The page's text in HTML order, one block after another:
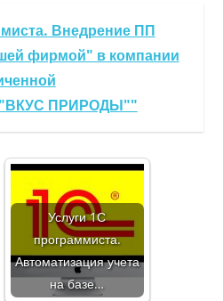
Внедрение ПП
фирмой" в компании
"ВКУС ПРИРОДЫ""
Услуги 1С
программиста.
Автоматизация учета
на базе…